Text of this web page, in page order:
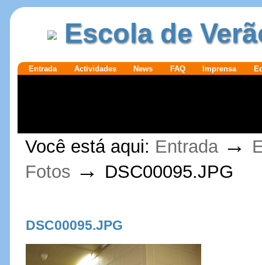
Ir para o
Escola de
SecçõesEntrada Actividades News FAQ Imprensa
Pessoais
Você está aqui: Entrada →
Fotos → DSC00095.JPG
DSC00095.JPG